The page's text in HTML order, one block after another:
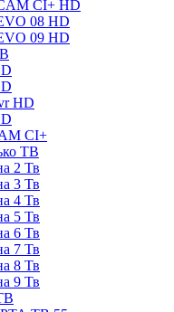
CI+ HD
08 HD
09 HD
HD
CI+
ТВ
2 Тв
3 Тв
4 Тв
5 Тв
6 Тв
7 Тв
8 Тв
9 Тв